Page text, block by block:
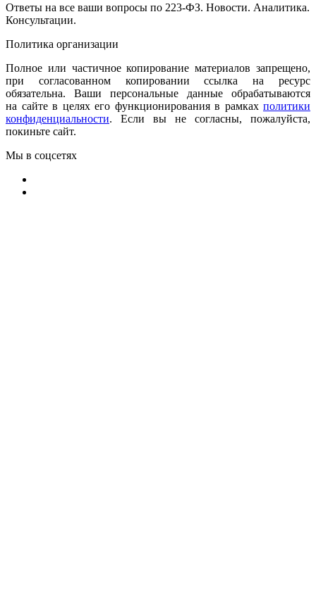
Ответы на все ваши вопросы по 223-ФЗ. Новости. Аналитика.
Консультации.
Политика организации
Полное или частичное копирование материалов запрещено,
при согласованном копировании ссылка на ресурс
обязательна. Ваши персональные данные обрабатываются
на сайте в целях его функционирования в рамках политики
конфиденциальности. Если вы не согласны, пожалуйста,
покиньте сайт.
Мы в соцсетях